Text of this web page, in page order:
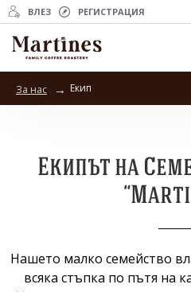
ВЛЕЗ РЕГИСТРАЦИЯ
За нас Екип
Екипът на
Нашето малко семейство
всяка стъпка по пътя на